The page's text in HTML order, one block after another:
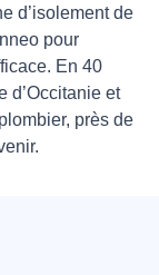
d’isolement de
pour
En 40
d’Occitanie et
près de